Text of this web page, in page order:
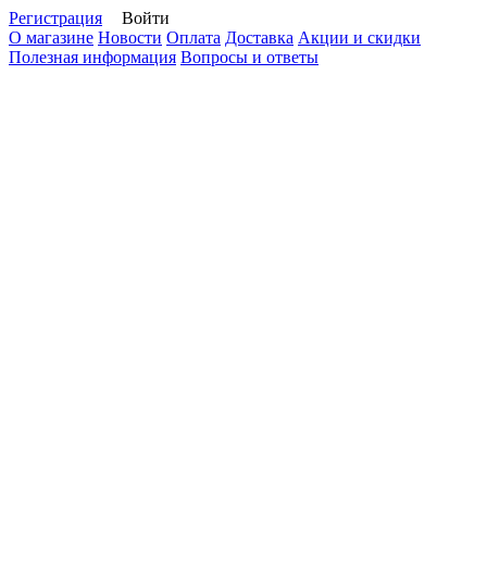
Регистрация
Войти
О магазине Новости Оплата Доставка Акции и скидки
Полезная информация Вопросы и ответы